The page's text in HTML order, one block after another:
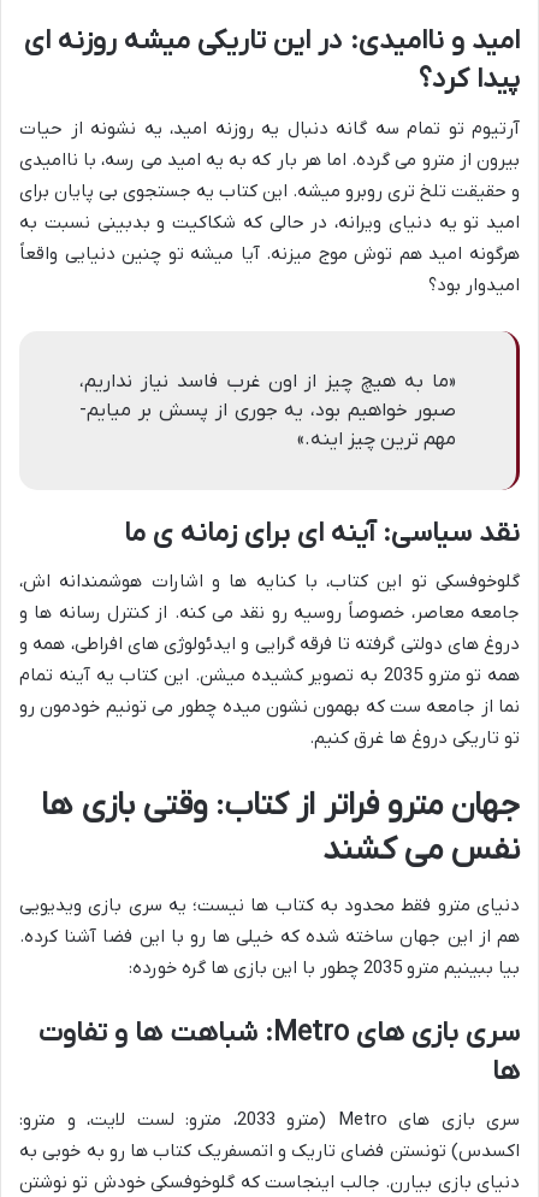
امید و ناامیدی: در این تاریکی میشه روزنه ای
پیدا کرد؟
آرتیوم تو تمام سه گانه دنبال یه روزنه امید، یه نشونه از حیات
بیرون از مترو می گرده. اما هر بار که به یه امید می رسه، با ناامیدی
و حقیقت تلخ تری روبرو میشه. این کتاب یه جستجوی بی پایان برای
امید تو یه دنیای ویرانه، در حالی که شکاکیت و بدبینی نسبت به
هرگونه امید هم توش موج میزنه. آیا میشه تو چنین دنیایی واقعاً
امیدوار بود؟
«ما به هیچ چیز از اون غرب فاسد نیاز نداریم،
صبور خواهیم بود، یه جوری از پسش بر میایم-
مهم ترین چیز اینه.»
نقد سیاسی: آینه ای برای زمانه ی ما
گلوخوفسکی تو این کتاب، با کنایه ها و اشارات هوشمندانه اش،
جامعه معاصر، خصوصاً روسیه رو نقد می کنه. از کنترل رسانه ها و
دروغ های دولتی گرفته تا فرقه گرایی و ایدئولوژی های افراطی، همه و
همه تو مترو 2035 به تصویر کشیده میشن. این کتاب یه آینه تمام
نما از جامعه ست که بهمون نشون میده چطور می تونیم خودمون رو
تو تاریکی دروغ ها غرق کنیم.
جهان مترو فراتر از کتاب: وقتی بازی ها
نفس می کشند
دنیای مترو فقط محدود به کتاب ها نیست؛ یه سری بازی ویدیویی
هم از این جهان ساخته شده که خیلی ها رو با این فضا آشنا کرده.
بیا ببینیم مترو 2035 چطور با این بازی ها گره خورده:
سری بازی های Metro: شباهت ها و تفاوت
ها
سری بازی های Metro (مترو 2033، مترو: لست لایت، و مترو:
اکسدس) تونستن فضای تاریک و اتمسفریک کتاب ها رو به خوبی به
دنیای بازی بیارن. جالب اینجاست که گلوخوفسکی خودش تو نوشتن